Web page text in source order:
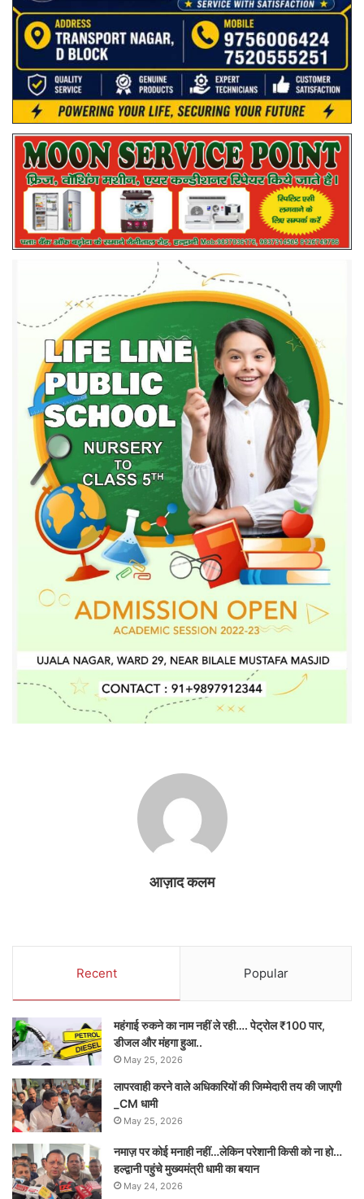
आज़ाद कलम
Recent Popular
महंगाई रुकने का नाम नहीं ले रही…. पेट्रोल ₹100 पार,
डीजल और मंहगा हुआ..
May 25, 2026
लापरवाही करने वाले अधिकारियों की जिम्मेदारी तय की जाएगी
_CM धामी
May 25, 2026
नमाज़ पर कोई मनाही नहीं…लेकिन परेशानी किसी को ना हो…
हल्द्वानी पहुंचे मुख्यमंत्री धामी का बयान
May 24, 2026